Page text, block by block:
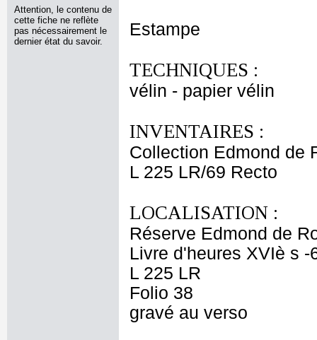
Attention, le contenu de
cette fiche ne reflète
pas nécessairement le
dernier état du savoir.
Estampe
TECHNIQUES :
vélin - papier vélin
INVENTAIRES :
Collection Edmond de
L 225 LR/69 Recto
LOCALISATION :
Réserve Edmond de
Livre d'heures XVIè s -
L 225 LR
Folio 38
gravé au verso